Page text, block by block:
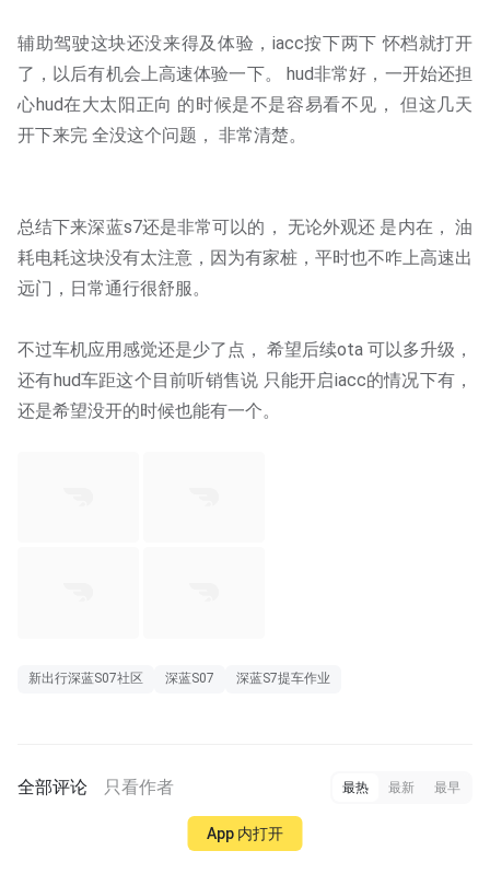
辅助驾驶这块还没来得及体验，iacc按下两下 怀档就打开
了，以后有机会上高速体验一下。 hud非常好，一开始还担
心hud在大太阳正向 的时候是不是容易看不见， 但这几天
开下来完 全没这个问题， 非常清楚。
总结下来深蓝s7还是非常可以的， 无论外观还 是内在， 油
耗电耗这块没有太注意，因为有家桩，平时也不咋上高速出
远门，日常通行很舒服。
不过车机应用感觉还是少了点， 希望后续ota 可以多升级，
还有hud车距这个目前听销售说 只能开启iacc的情况下有，
还是希望没开的时候也能有一个。
新出行深蓝S07社区 深蓝S07 深蓝S7提车作业
全部评论 只看作者 最热 最新 最早
App 内打开